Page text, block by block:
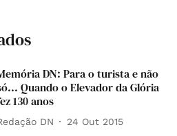
DN: Para o turista e não
Quando o Elevador da Glória
130 anos
DN 24 Out 2015